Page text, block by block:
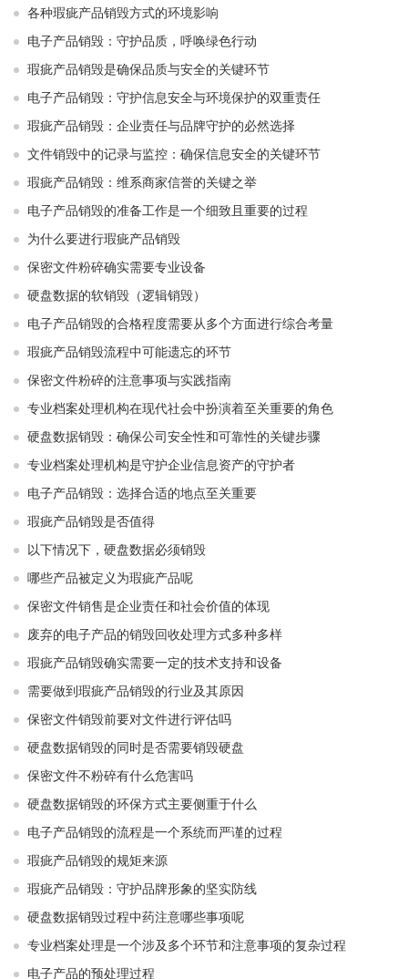
各种瑕疵产品销毁方式的环境影响
电子产品销毁：守护品质，呼唤绿色行动
瑕疵产品销毁是确保品质与安全的关键环节
电子产品销毁：守护信息安全与环境保护的双重责任
瑕疵产品销毁：企业责任与品牌守护的必然选择
文件销毁中的记录与监控：确保信息安全的关键环节
瑕疵产品销毁：维系商家信誉的关键之举
电子产品销毁的准备工作是一个细致且重要的过程
为什么要进行瑕疵产品销毁
保密文件粉碎确实需要专业设备
硬盘数据的软销毁（逻辑销毁）
电子产品销毁的合格程度需要从多个方面进行综合考量
瑕疵产品销毁流程中可能遗忘的环节
保密文件粉碎的注意事项与实践指南
专业档案处理机构在现代社会中扮演着至关重要的角色
硬盘数据销毁：确保公司安全性和可靠性的关键步骤
专业档案处理机构是守护企业信息资产的守护者
电子产品销毁：选择合适的地点至关重要
瑕疵产品销毁是否值得
以下情况下，硬盘数据必须销毁
哪些产品被定义为瑕疵产品呢
保密文件销售是企业责任和社会价值的体现
废弃的电子产品的销毁回收处理方式多种多样
瑕疵产品销毁确实需要一定的技术支持和设备
需要做到瑕疵产品销毁的行业及其原因
保密文件销毁前要对文件进行评估吗
硬盘数据销毁的同时是否需要销毁硬盘
保密文件不粉碎有什么危害吗
硬盘数据销毁的环保方式主要侧重于什么
电子产品销毁的流程是一个系统而严谨的过程
瑕疵产品销毁的规矩来源
瑕疵产品销毁：守护品牌形象的坚实防线
硬盘数据销毁过程中药注意哪些事项呢
专业档案处理是一个涉及多个环节和注意事项的复杂过程
电子产品的预处理过程